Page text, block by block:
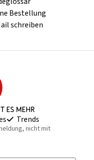
Bestellung
schreiben
es mehr
Trends
nicht mit